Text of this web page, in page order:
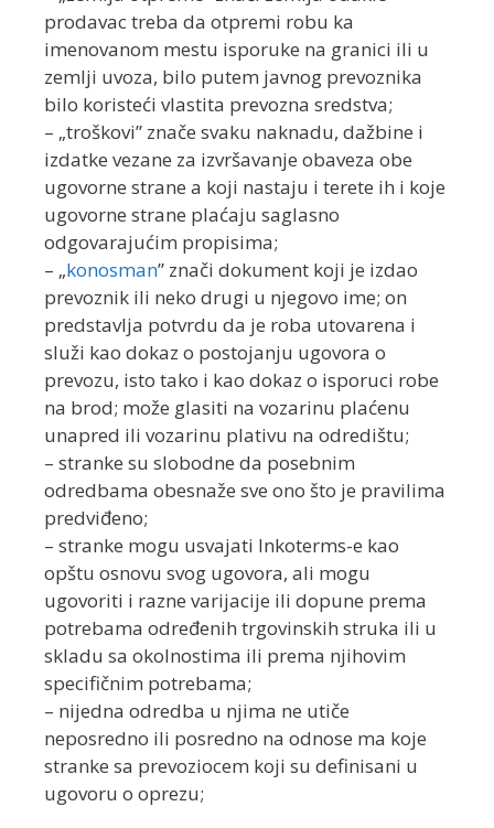
prodavac treba da otpremi robu ka
imenovanom mestu isporuke na granici ili u
zemlji uvoza, bilo putem javnog prevoznika
bilo koristeći vlastita prevozna sredstva;
– „troškovi” znače svaku naknadu, dažbine i
izdatke vezane za izvršavanje obaveza obe
ugovorne strane a koji nastaju i terete ih i koje
ugovorne strane plaćaju saglasno
odgovarajućim propisima;
– „konosman” znači dokument koji je izdao
prevoznik ili neko drugi u njegovo ime; on
predstavlja potvrdu da je roba utovarena i
služi kao dokaz o postojanju ugovora o
prevozu, isto tako i kao dokaz o isporuci robe
na brod; može glasiti na vozarinu plaćenu
unapred ili vozarinu plativu na odredištu;
– stranke su slobodne da posebnim
odredbama obesnaže sve ono što je pravilima
predviđeno;
– stranke mogu usvajati Inkoterms-e kao
opštu osnovu svog ugovora, ali mogu
ugovoriti i razne varijacije ili dopune prema
potrebama određenih trgovinskih struka ili u
skladu sa okolnostima ili prema njihovim
specifičnim potrebama;
– nijedna odredba u njima ne utiče
neposredno ili posredno na odnose ma koje
stranke sa prevoziocem koji su definisani u
ugovoru o oprezu;